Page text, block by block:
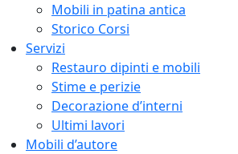
Mobili in patina antica
Storico Corsi
Servizi
Restauro dipinti e mobili
Stime e perizie
Decorazione d’interni
Ultimi lavori
Mobili d’autore